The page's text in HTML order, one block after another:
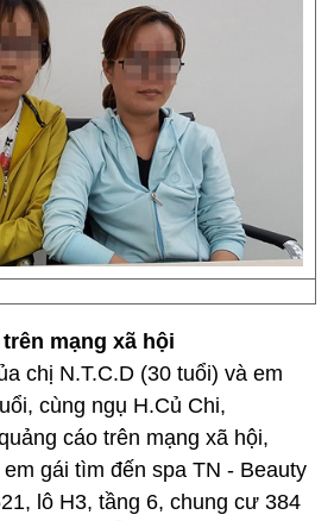
mạng xã hội
chị N.T.C.D (30 tuổi) và em
cùng ngụ H.Củ Chi,
cáo trên mạng xã hội,
gái tìm đến spa TN - Beauty
lô H3, tầng 6, chung cư 384